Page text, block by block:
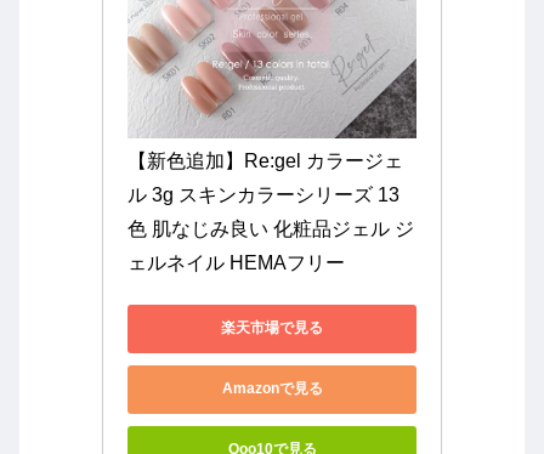
【新色追加】Re:gel カラージェ
ル 3g スキンカラーシリーズ 13
色 肌なじみ良い 化粧品ジェル ジ
ェルネイル HEMAフリー
楽天市場で見る
Amazonで見る
Qoo10で見る